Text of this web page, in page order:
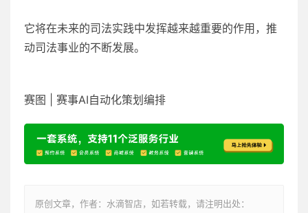
它将在未来的司法实践中发挥越来越重要的作用，推
动司法事业的不断发展。
赛图 | 赛事AI自动化策划编排
原创文章，作者：水滴智店，如若转载，请注明出处：